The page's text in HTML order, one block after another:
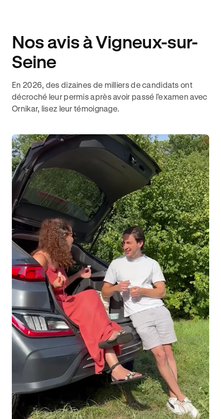
Nos avis à Vigneux-sur-
Seine
En 2026, des dizaines de milliers de candidats ont
décroché leur permis après avoir passé l’examen avec
Ornikar, lisez leur témoignage.